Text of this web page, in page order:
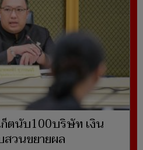
ตนับ100บริษัท เงิน
วนขยายผล